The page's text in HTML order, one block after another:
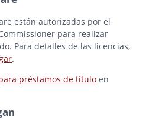
están autorizadas por el
para realizar
Para detalles de las licencias,
.
préstamos de título en